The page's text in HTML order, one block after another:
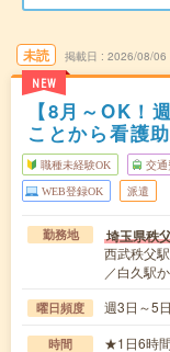
未読
NEW
掲載日 2026/08/06
【8月～OK！
ことから看護
職種未経験OK 交通
WEB登録OK 派遣
勤務地 埼玉県秩
西武秩父
／白久駅
曜日頻度 週3日～5
時間
★1日6時